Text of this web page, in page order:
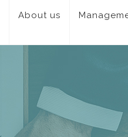
About us